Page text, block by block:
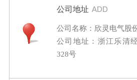
公司地址 ADD
公司名称：欣灵电气股
公司地址：浙江乐清
328号